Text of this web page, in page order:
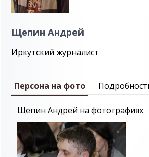
Щепин Андрей
Иркутский журналист
Персона на фото
Щепин Андрей на фотографиях